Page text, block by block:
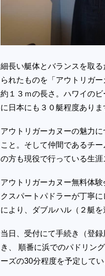
細長い艇体とバランスを取
られたものを「アウトリガ
約１３ｍの長さ。ハワイの
に日本にも３０艇程度ありま
アウトリガーカヌーの魅力
こと。そして仲間であるチ
の方も現役で行っている生涯
アウトリガーカヌー無料体
クスパートパドラーが丁寧
により、ダブルハル（２艇
当日、受付にて手続き（登
き、 順番に浜でのパドリン
ーズの30分程度を予定して